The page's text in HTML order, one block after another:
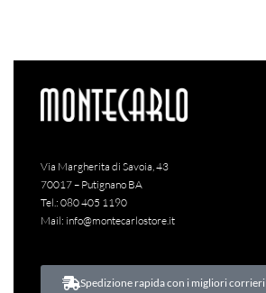
Via Margherita di Savoia, 43
70017 – Putignano BA
Tel.: 080 405 1190
Mail: info@montecarlostore.it
Spedizione rapida con i migliori corrieri